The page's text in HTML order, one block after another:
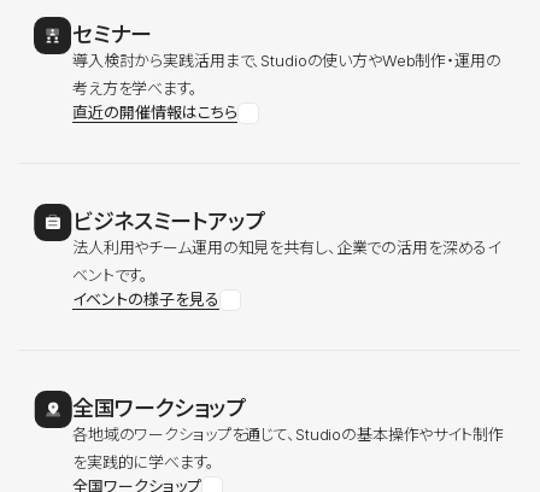
セミナー
導入検討から実践活用まで、Studioの使い方やWeb制作・運用の
考え方を学べます。
直近の開催情報はこちら
ビジネスミートアップ
法人利用やチーム運用の知見を共有し、企業での活用を深めるイ
ベントです。
イベントの様子を見る
全国ワークショップ
各地域のワークショップを通じて、Studioの基本操作やサイト制作
を実践的に学べます。
全国ワークショップ